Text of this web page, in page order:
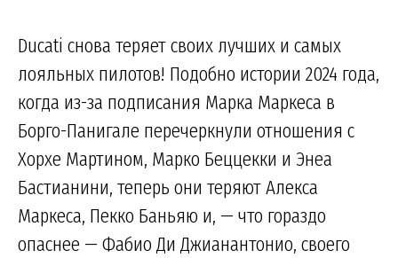
Ducati снова теряет своих лучших и самых
лояльных пилотов! Подобно истории 2024 года,
когда из-за подписания Марка Маркеса в
Борго-Панигале перечеркнули отношения с
Хорхе Мартином, Марко Беццекки и Энеа
Бастианини, теперь они теряют Алекса
Маркеса, Пекко Баньяю и, — что гораздо
опаснее — Фабио Ди Джианантонио, своего